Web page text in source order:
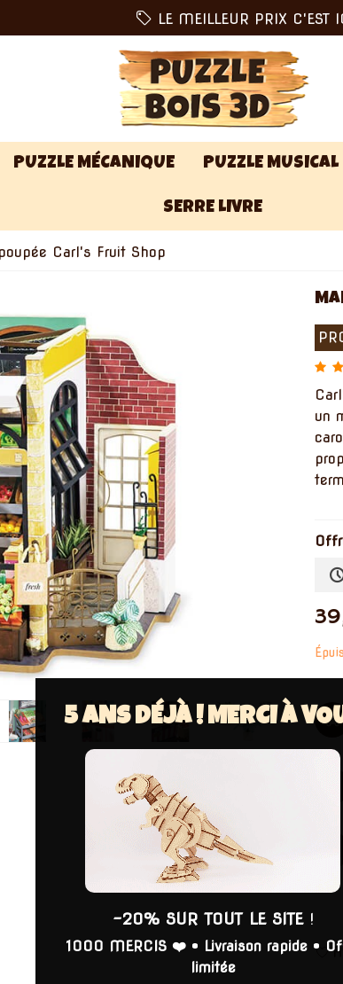
LE MEILLEUR PRIX C'EST
PUZZLE MÉCANIQUE PUZZLE MUSICAL
SERRE LIVRE
Carl's Fruit Shop
un
5 ANS DÉJÀ ! MERCI À
-20% SUR TOUT LE SITE!
1000 MERCIS ❤️• Livraison rapide•
limitée